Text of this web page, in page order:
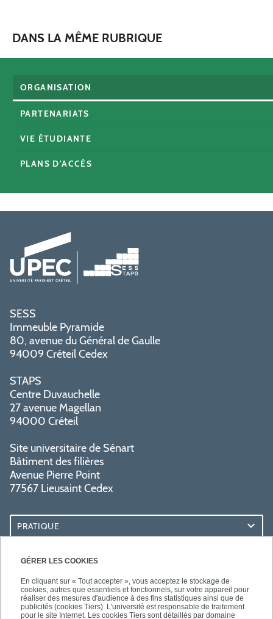
GÉRER LES COOKIES
En cliquant sur « Tout accepter », vous acceptez le stockage de
cookies, autres que essentiels et fonctionnels, sur votre appareil pour
réaliser des mesures d'audience à des fins statistiques ainsi que de
publicités (cookies Tiers). L'université est responsable de traitement
pour le site Internet. Les cookies Tiers sont détaillés par domaine
DANS LA MÊME RUBRIQUE
ORGANISATION
PARTENARIATS
VIE ÉTUDIANTE
PLANS D'ACCÈS
SESS
Immeuble Pyramide
80, avenue du Général de Gaulle
94009 Créteil Cedex
STAPS
Centre Duvauchelle
27 avenue Magellan
94000 Créteil
Site universitaire de Sénart
Bâtiment des filières
Avenue Pierre Point
77567 Lieusaint Cedex
PRATIQUE
ACCÈS RAPIDES